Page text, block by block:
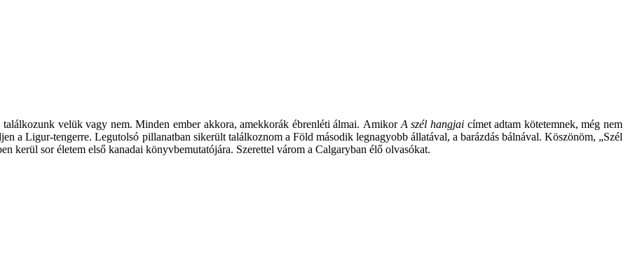
velük vagy nem. Minden ember akkora, amekkorák ébrenléti álmai. Amikor A szél hangjaicímet adtam kötetemnek, még nem
a Ligur-tengerre. Legutolsó pillanatban sikerült találkoznom a Föld második legnagyobb állatával, a barázdás bálnával. Köszönöm, „Szél
kerül sor életem első kanadai könyvbemutatójára. Szerettel várom a Calgaryban élő olvasókat.